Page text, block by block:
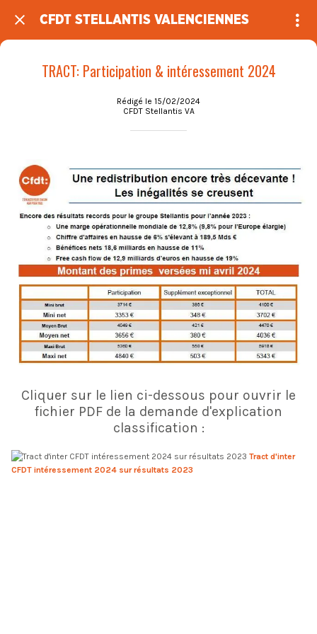
CFDT STELLANTIS VALENCIENNES
TRACT: Participation & intéressement 2024
Rédigé le 15/02/2024
CFDT Stellantis VA
Cliquer sur le lien ci-dessous pour ouvrir le
fichier PDF de la demande d'explication
classification :
Tract d'inter
CFDT intéressement 2024 sur résultats 2023